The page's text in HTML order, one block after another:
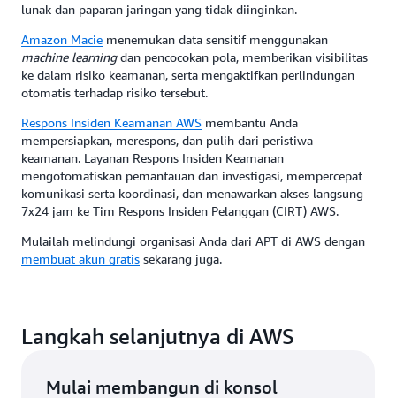
lunak dan paparan jaringan yang tidak diinginkan.
Amazon Macie menemukan data sensitif menggunakan
machine learningdan pencocokan pola, memberikan visibilitas
ke dalam risiko keamanan, serta mengaktifkan perlindungan
otomatis terhadap risiko tersebut.
Respons Insiden Keamanan AWS membantu Anda
mempersiapkan, merespons, dan pulih dari peristiwa
keamanan. Layanan Respons Insiden Keamanan
mengotomatiskan pemantauan dan investigasi, mempercepat
komunikasi serta koordinasi, dan menawarkan akses langsung
7x24 jam ke Tim Respons Insiden Pelanggan (CIRT) AWS.
Mulailah melindungi organisasi Anda dari APT di AWS dengan
membuat akun gratis sekarang juga.
Langkah selanjutnya di AWS
Mulai membangun di konsol